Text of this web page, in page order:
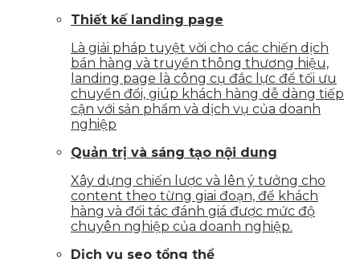
Thiết kế landing page
Là giải pháp tuyệt vời cho các chiến dịch
bán hàng và truyền thông thương hiệu,
landing page là công cụ đắc lực để tối ưu
chuyển đổi, giúp khách hàng dễ dàng tiếp
cận với sản phẩm và dịch vụ của doanh
nghiệp
Quản trị và sáng tạo nội dung
Xây dựng chiến lược và lên ý tưởng cho
content theo từng giai đoạn, để khách
hàng và đối tác đánh giá được mức độ
chuyên nghiệp của doanh nghiệp.
Dịch vụ seo tổng thể